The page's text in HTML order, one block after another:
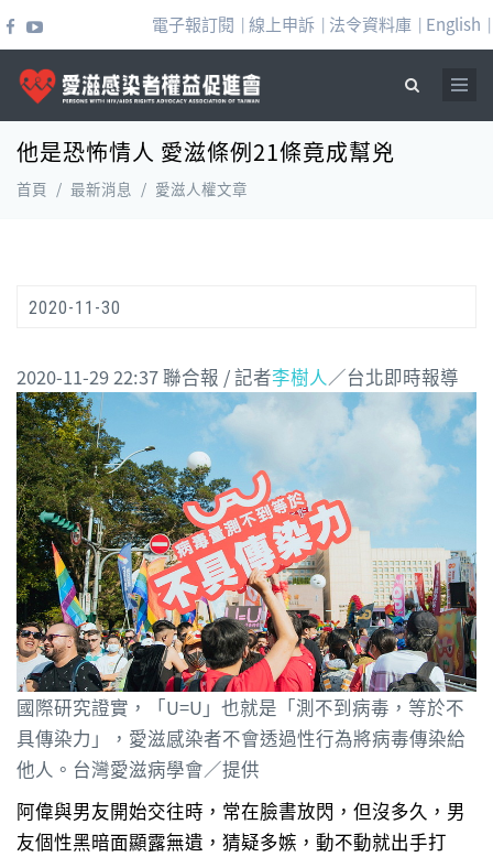
電子報訂閱 | 線上申訴 | 法令資料庫 | English |
搜尋表單
他是恐怖情人 愛滋條例21條竟成幫兇
首頁 / 最新消息 / 愛滋人權文章
2020-11-30
2020-11-29 22:37聯合報 / 記者李樹人／台北即時報導
國際研究證實，「U=U」也就是「測不到病毒，等於不
具傳染力」，愛滋感染者不會透過性行為將病毒傳染給
他人。台灣愛滋病學會／提供
阿偉與男友開始交往時，常在臉書放閃，但沒多久，男
友個性黑暗面顯露無遺，猜疑多嫉，動不動就出手打